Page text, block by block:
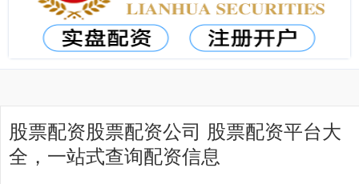
股票配资股票配资公司 股票配资平台大
全，一站式查询配资信息